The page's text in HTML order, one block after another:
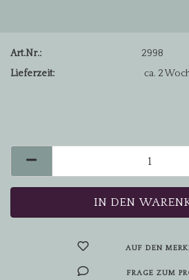
Art.Nr.:
2998
Lieferzeit:
ca. 2
AUF DEN
FRAGE ZUM